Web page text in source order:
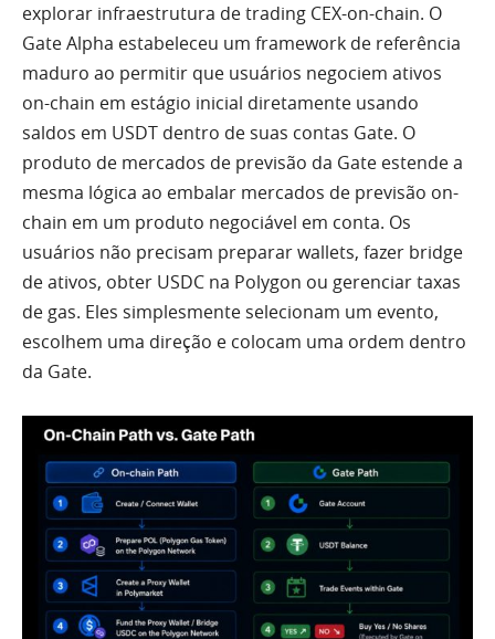
explorar infraestrutura de trading CEX-on-chain. O
Gate Alpha estabeleceu um framework de referência
maduro ao permitir que usuários negociem ativos
on-chain em estágio inicial diretamente usando
saldos em USDT dentro de suas contas Gate. O
produto de mercados de previsão da Gate estende a
mesma lógica ao embalar mercados de previsão on-
chain em um produto negociável em conta. Os
usuários não precisam preparar wallets, fazer bridge
de ativos, obter USDC na Polygon ou gerenciar taxas
de gas. Eles simplesmente selecionam um evento,
escolhem uma direção e colocam uma ordem dentro
da Gate.